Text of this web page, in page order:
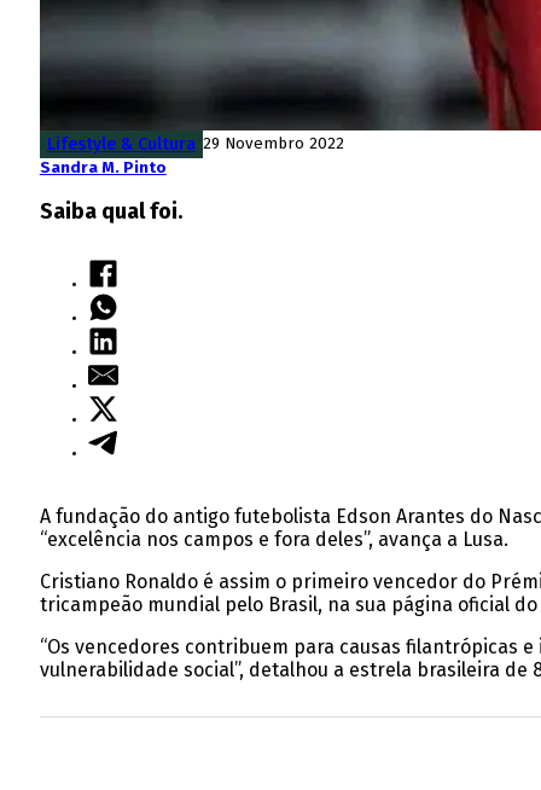
Lifestyle & Cultura 29 Novembro 2022
Sandra M. Pinto
Saiba qual foi.
A fundação do antigo futebolista Edson Arantes do
“excelência nos campos e fora deles”, avança a Lusa.
Cristiano Ronaldo é assim o primeiro vencedor do
tricampeão mundial pelo Brasil, na sua página oficial
“Os vencedores contribuem para causas filantrópicas
vulnerabilidade social”, detalhou a estrela brasileira de